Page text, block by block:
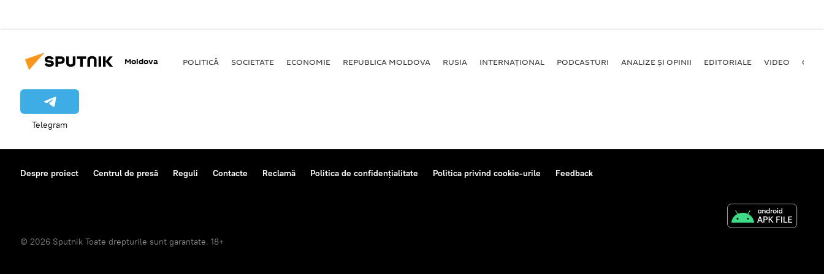
Moldova POLITICĂ SOCIETATE ECONOMIE REPUBLICA MOLDOVA RUSIA INTERNAȚIONAL PODCASTURI ANALIZE ȘI OPINII EDITORIALE VIDEO
Telegram
Despre proiect Centrul de presă Reguli Contacte Reclamă Politica de confidențialitate Politica privind cookie-urile Feedback
© 2026 Sputnik Toate drepturile sunt garantate. 18+